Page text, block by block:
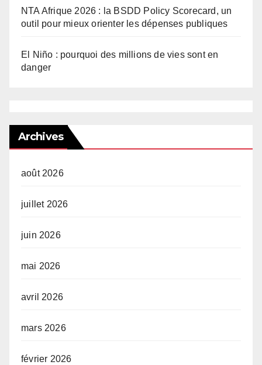
NTA Afrique 2026 : la BSDD Policy Scorecard, un
outil pour mieux orienter les dépenses publiques
El Niño : pourquoi des millions de vies sont en
danger
Archives
août 2026
juillet 2026
juin 2026
mai 2026
avril 2026
mars 2026
février 2026